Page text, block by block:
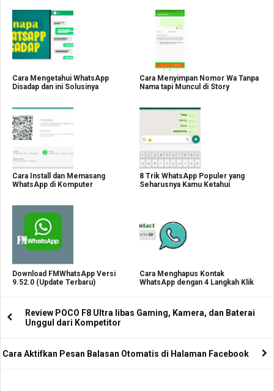
Cara Mengetahui WhatsApp
Disadap dan ini Solusinya
Cara Menyimpan Nomor Wa Tanpa
Nama tapi Muncul di Story
Cara Install dan Memasang
WhatsApp di Komputer
8 Trik WhatsApp Populer yang
Seharusnya Kamu Ketahui
Download FMWhatsApp Versi
9.52.0 (Update Terbaru)
Cara Menghapus Kontak
WhatsApp dengan 4 Langkah Klik
Review POCO F8 Ultra libas Gaming, Kamera, dan Baterai
Unggul dari Kompetitor
Cara Aktifkan Pesan Balasan Otomatis di Halaman Facebook